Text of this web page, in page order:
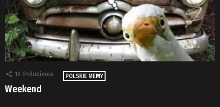
19 Polubienia POLSKIE MEMY
Weekend